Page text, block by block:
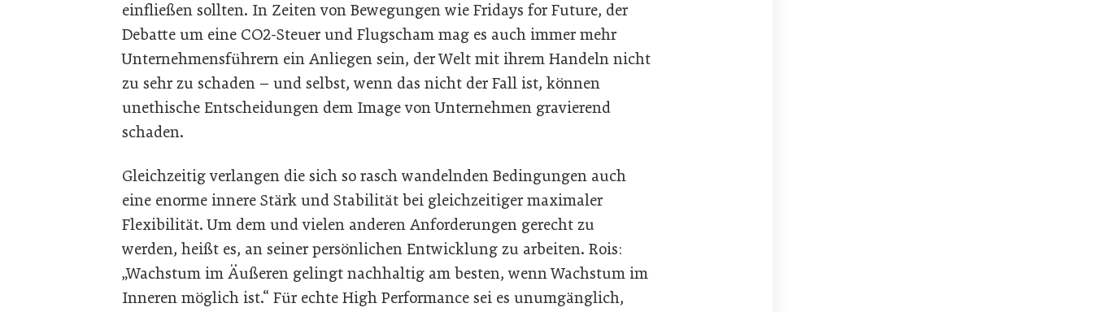
einfließen sollten. In Zeiten von Bewegungen wie Fridays for Future, der
Debatte um eine CO2-Steuer und Flugscham mag es auch immer mehr
Unternehmensführern ein Anliegen sein, der Welt mit ihrem Handeln nicht
zu sehr zu schaden – und selbst, wenn das nicht der Fall ist, können
unethische Entscheidungen dem Image von Unternehmen gravierend
schaden.
Gleichzeitig verlangen die sich so rasch wandelnden Bedingungen auch
eine enorme innere Stärk und Stabilität bei gleichzeitiger maximaler
Flexibilität. Um dem und vielen anderen Anforderungen gerecht zu
werden, heißt es, an seiner persönlichen Entwicklung zu arbeiten. Rois:
„Wachstum im Äußeren gelingt nachhaltig am besten, wenn Wachstum im
Inneren möglich ist.“ Für echte High Performance sei es unumgänglich,